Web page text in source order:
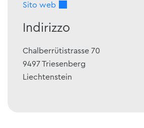
Sito web
Indirizzo
Chalberrütistrasse 70
9497Triesenberg
Liechtenstein